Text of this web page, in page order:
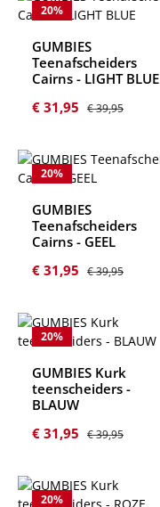
20%
GUMBIES
Teenafscheiders
Cairns - LIGHT BLUE
Verkoopprijs:
€ 31,95 Normale prijs:
€ 39,95
20%
GUMBIES
Teenafscheiders
Cairns - GEEL
Verkoopprijs:
€ 31,95 Normale prijs:
€ 39,95
20%
GUMBIES Kurk
teenscheiders -
BLAUW
Verkoopprijs:
€ 31,95 Normale prijs:
€ 39,95
20%